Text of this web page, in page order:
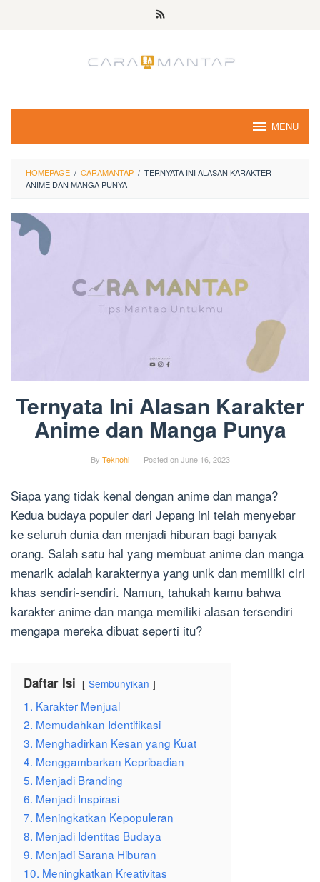
MENU
HOMEPAGE / CARAMANTAP / TERNYATA INI ALASAN KARAKTER
ANIME DAN MANGA PUNYA
Ternyata Ini Alasan Karakter
Anime dan Manga Punya
By Teknohi Posted onJune 16, 2023
Siapa yang tidak kenal dengan anime dan manga?
Kedua budaya populer dari Jepang ini telah menyebar
ke seluruh dunia dan menjadi hiburan bagi banyak
orang. Salah satu hal yang membuat anime dan manga
menarik adalah karakternya yang unik dan memiliki ciri
khas sendiri-sendiri. Namun, tahukah kamu bahwa
karakter anime dan manga memiliki alasan tersendiri
mengapa mereka dibuat seperti itu?
Daftar Isi Sembunyikan
1. Karakter Menjual
2. Memudahkan Identifikasi
3. Menghadirkan Kesan yang Kuat
4. Menggambarkan Kepribadian
5. Menjadi Branding
6. Menjadi Inspirasi
7. Meningkatkan Kepopuleran
8. Menjadi Identitas Budaya
9. Menjadi Sarana Hiburan
10. Meningkatkan Kreativitas